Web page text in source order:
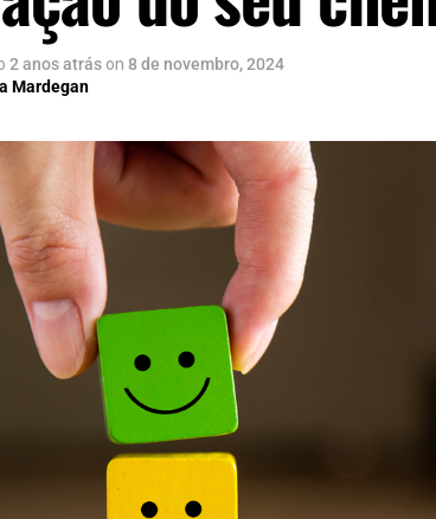
2 anos atrás on 8 de novembro, 2024
Mardegan